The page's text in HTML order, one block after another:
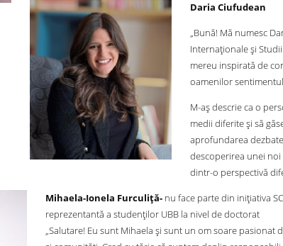
Daria Ciufudean
„Bună! Mă numesc
Internaționale și
mereu inspirată de
oamenilor
M-aș descrie ca o
medii diferite și să
aprofundarea
descoperirea unei noi
dintr-o perspectivă
Mihaela-Ionela Furculiță- nu face parte din inițiativa
reprezentantă a studenților UBB la nivel de doctorat
„Salutare! Eu sunt Mihaela și sunt un om soare